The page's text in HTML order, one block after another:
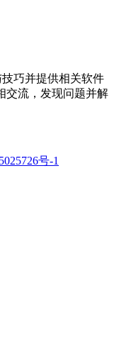
技巧并提供相关软件
交流，发现问题并解
号-1